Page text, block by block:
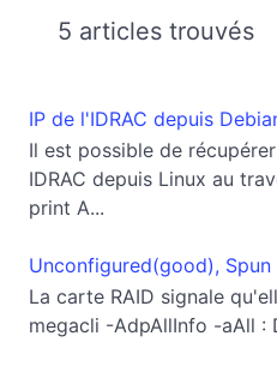
5 articles trouvés
IP de l'IDRAC depuis
Il est possible de
IDRAC depuis Linux au
print A...
Unconfigured(good), Spun
La carte RAID signale
megacli -AdpAllInfo -aAll :